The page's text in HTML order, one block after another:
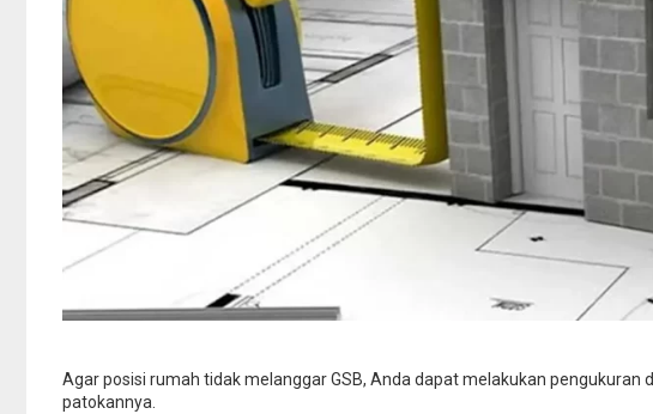
Agar posisi rumah tidak melanggar GSB, Anda dapat melakukan pengukuran
patokannya.